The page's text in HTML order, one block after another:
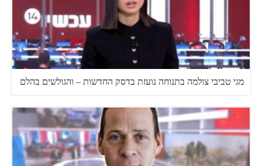
מגי טביבי צולמה בתנוחה נועזת בדסק החדשות – והגולשים בהלם